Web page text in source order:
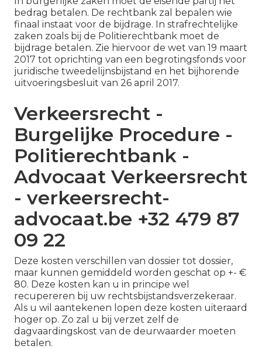
bedrag betalen. De rechtbank zal bepalen wie
finaal instaat voor de bijdrage. In strafrechtelijke
zaken zoals bij de Politierechtbank moet de
bijdrage betalen. Zie hiervoor de wet van 19 maart
2017 tot oprichting van een begrotingsfonds voor
juridische tweedelijnsbijstand en het bijhorende
uitvoeringsbesluit van 26 april 2017.
Verkeersrecht -
Burgelijke Procedure -
Politierechtbank -
Advocaat Verkeersrecht
- verkeersrecht-
advocaat.be +32 479 87
09 22
Deze kosten verschillen van dossier tot dossier,
maar kunnen gemiddeld worden geschat op +- €
80. Deze kosten kan u in principe wel
recupereren bij uw rechtsbijstandsverzekeraar.
Als u wil aantekenen lopen deze kosten uiteraard
hoger op. Zo zal u bij verzet zelf de
dagvaardingskost van de deurwaarder moeten
betalen.